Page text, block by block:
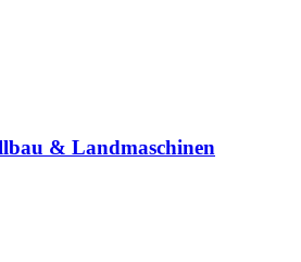
& Landmaschinen